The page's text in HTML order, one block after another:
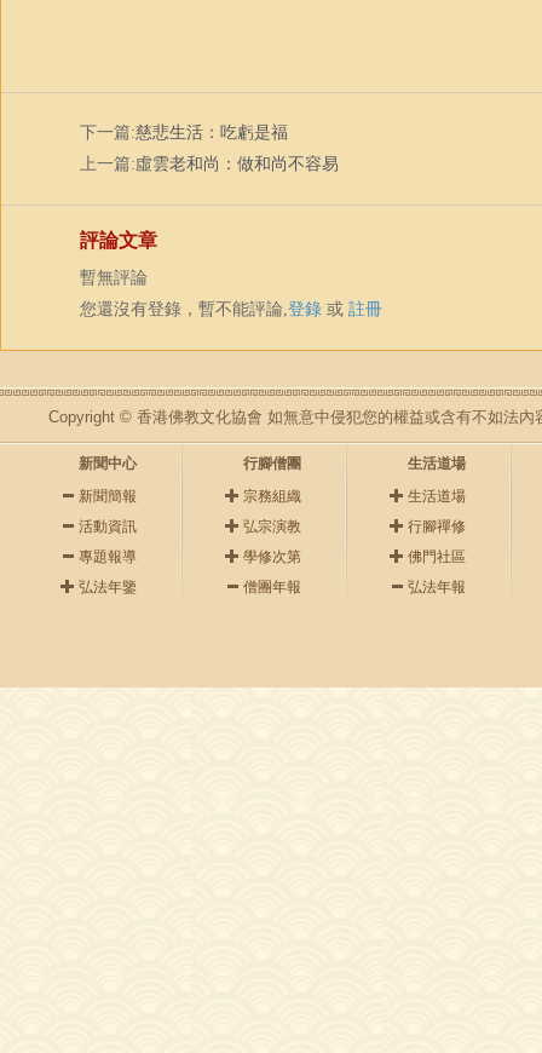
下一篇:慈悲生活：吃虧是福
上一篇:虛雲老和尚：做和尚不容易
評論文章
暫無評論
您還沒有登錄，暫不能評論,登錄 或 註冊
Copyright © 香港佛教文化協會 如無意中侵犯您的權益或含有不如法內
新聞中心
新聞簡報
活動資訊
專題報導
弘法年鑒
行腳僧團
宗務組織
弘宗演教
學修次第
僧團年報
生活道場
生活道場
行腳禪修
佛門社區
弘法年報